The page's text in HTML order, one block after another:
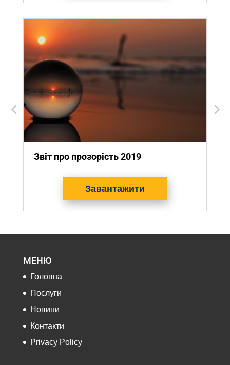
Звіт про прозорість 2019
Завантажити
МЕНЮ
Головна
Послуги
Новини
Контакти
Privacy Policy